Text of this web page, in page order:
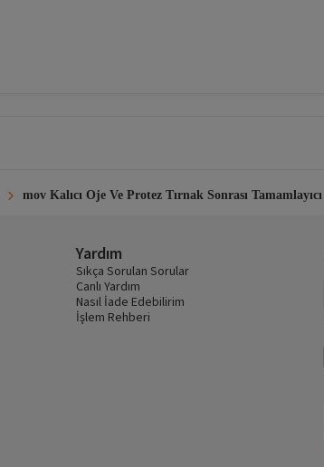
mov Kalıcı Oje Ve Protez Tırnak Sonrası
Yardım
Sıkça Sorulan Sorular
Canlı Yardım
Nasıl İade Edebilirim
İşlem Rehberi